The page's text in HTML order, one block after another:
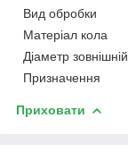
Вид обробки
Матеріал кола
Діаметр зовнішній
Призначення
Приховати